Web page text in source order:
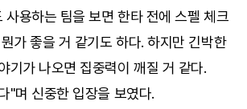
사용하는 팀을 보면 한타 전에 스펠 체크
가 좋을 거 같기도 하다. 하지만 긴박한
기가 나오면 집중력이 깨질 거 같다.
"며 신중한 입장을 보였다.